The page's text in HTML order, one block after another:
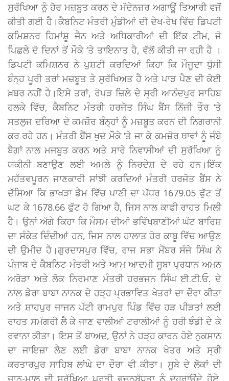
ਸੁਰੱਖਿਆ ਨੂੰ ਹੋਰ ਮਜ਼ਬੂਤ ਕਰਨ ਦੇ ਮੱਦੇਨਜ਼ਰ ਅਗਾਊਂ ਤਿਆਰੀ ਵਜੋਂ
ਕੀਤੀ ਗਈ ਹੈ।ਕੈਬਨਿਟ ਮੰਤਰੀ ਮੁੰਡੀਆਂ ਦੀ ਦੇਖ-ਰੇਖ ਵਿੱਚ ਡਿਪਟੀ
ਕਮਿਸ਼ਨਰ ਹਿਮਾਂਸ਼ੂ ਜੈਨ ਅਤੇ ਅਧਿਕਾਰੀਆਂ ਦੀ ਇੱਕ ਟੀਮ, ਜੋ
ਪਿਛਲੇ ਦੋ ਦਿਨਾਂ ਤੋਂ ਮੌਕੇ ‘ਤੇ ਤਾਇਨਾਤ ਹੈ, ਵੱਲੋਂ ਕੀਤੀ ਜਾ ਰਹੀ ਹੈ ।
ਡਿਪਟੀ ਕਮਿਸ਼ਨਰ ਨੇ ਪੁਸ਼ਟੀ ਕਰਦਿਆਂ ਕਿਹਾ ਕਿ ਮੌਜੂਦਾ ਧੁੱਸੀ
ਬੰਨ੍ਹ ਪੂਰੀ ਤਰਾਂ ਮਜ਼ਬੂਤ ਤੇ ਸੁਰੱਖਿਅਤ ਹੈ ਅਤੇ ਪਾੜ ਪੈਣ ਦੀ ਕੋਈ
ਖ਼ਬਰ ਨਹੀਂ ਹੈ।ਇਸੇ ਤਰਾਂ, ਰੋਪੜ ਜ਼ਿਲੇ ਦੇ ਸ੍ਰੀ ਆਨੰਦਪੁਰ ਸਾਹਿਬ
ਹਲਕੇ ਵਿੱਚ, ਕੈਬਨਿਟ ਮੰਤਰੀ ਹਰਜੋਤ ਸਿੰਘ ਬੈਂਸ ਨਿੱਜੀ ਤੌਰ ‘ਤੇ
ਸਤਲੁਜ ਦਰਿਆ ਦੇ ਕਮਜ਼ੋਰ ਬੰਨ੍ਹਾਂ ਨੂੰ ਮਜ਼ਬੂਤ ਕਰਨ ਦੀ ਨਿਗਰਾਨੀ
ਕਰ ਰਹੇ ਹਨ। ਮੰਤਰੀ ਬੈਂਸ ਖੁਦ ਮੌਕੇ ‘ਤੇ ਜਾ ਕੇ ਕਮਜ਼ੋਰ ਥਾਵਾਂ ਨੂੰ ਜੰਬੋ
ਬੈਗਾਂ ਨਾਲ ਮਜਬੂਤ ਕਰਨ ਅਤੇ ਸਾਰੇ ਨਿਵਾਸੀਆਂ ਦੀ ਸੁਰੱਖਿਆ ਨੂੰ
ਯਕੀਨੀ ਬਣਾਉਣ ਲਈ ਅਮਲੇ ਨੂੰ ਨਿਰਦੇਸ਼ ਦੇ ਰਹੇ ਹਨ।ਇੱਕ
ਮਹੱਤਵਪੂਰਨ ਜਾਣਕਾਰੀ ਸਾਂਝੀ ਕਰਦਿਆਂ ਮੰਤਰੀ ਹਰਜੋਤ ਬੈਂਸ ਨੇ
ਦੱਸਿਆ ਕਿ ਭਾਖੜਾ ਡੈਮ ਵਿੱਚ ਪਾਣੀ ਦਾ ਪੱਧਰ 1679.05 ਫੁੱਟ ਤੋਂ
ਘਟ ਕੇ 1678.66 ਫੁੱਟ ਹੋ ਗਿਆ ਹੈ, ਜਿਸ ਨਾਲ ਕਾਫੀ ਰਾਹਤ ਮਿਲੀ
ਹੈ। ਉਨਾਂ ਅੱਗੇ ਕਿਹਾ ਕਿ ਮੌਸਮ ਦੀਆਂ ਭਵਿੱਖਬਾਣੀਆਂ ਘੱਟ ਬਾਰਿਸ਼
ਦਾ ਸੰਕੇਤ ਦਿੰਦੀਆਂ ਹਨ, ਜਿਸ ਨਾਲ ਹਾਲਾਤ ਹੋਰ ਕਾਬੂ ਵਿੱਚ ਆਉਣ
ਦੀ ਉਮੀਦ ਹੈ।ਗੁਰਦਾਸਪੁਰ ਵਿੱਚ, ਰਾਜ ਸਭਾ ਮੈਂਬਰ ਸੰਜੇ ਸਿੰਘ ਨੇ
ਪੰਜਾਬ ਦੇ ਕੈਬਨਿਟ ਮੰਤਰੀ ਅਤੇ ਆਮ ਆਦਮੀ ਸੂਬਾ ਪ੍ਰਧਾਨ ਅਮਨ
ਅਰੋੜਾ ਅਤੇ ਲੋਕ ਨਿਰਮਾਣ ਮੰਤਰੀ ਹਰਭਜਨ ਸਿੰਘ ਈ.ਟੀ.ਓ. ਦੇ
ਨਾਲ ਡੇਰਾ ਬਾਬਾ ਨਾਨਕ ਦੇ ਹੜ੍ਹ ਪ੍ਰਭਾਵਿਤ ਖੇਤਰਾਂ ਦਾ ਦੌਰਾ ਕੀਤਾ
ਅਤੇ ਸ਼ਾਹਪੁਰ ਜਾਜਨ ਪੱਟੀ ਰਾਮਪੁਰ ਪਿੰਡ ਵਿੱਚ ਹੜ ਪੀੜਤਾਂ ਲਈ
ਰਾਹਤ ਸਮੱਗਰੀ ਲੈ ਕੇ ਜਾਣ ਵਾਲੀਆਂ ਟਰਾਲੀਆਂ ਨੂੰ ਹਰੀ ਝੰਡੀ ਦੇ ਕੇ
ਰਵਾਨਾ ਕੀਤਾ। ਇਸ ਤੋਂ ਬਾਅਦ, ਉਨਾਂ ਨੇ ਹੜ੍ਹ ਕਾਰਨ ਹੋਏ ਨੁਕਸਾਨ
ਦਾ ਜਾਇਜ਼ਾ ਲੈਣ ਲਈ ਡੇਰਾ ਬਾਬਾ ਨਾਨਕ ਖੇਤਰ ਅਤੇ ਸ੍ਰੀ
ਕਰਤਾਰਪੁਰ ਸਾਹਿਬ ਲਾਂਘੇ ਦਾ ਦੌਰਾ ਵੀ ਕੀਤਾ। ਸੂਬੇ ਦੇ ਲੋਕਾਂ ਦੀ
ਜਾਨ-ਮਾਲ ਦੀ ਸੁਰੱਖਿਆ ਪ੍ਰਤੀ ਵਚਨਬੱਧਤਾ ਨੂੰ ਦੁਹਰਾਉਂਦੇ ਹੋਏ,